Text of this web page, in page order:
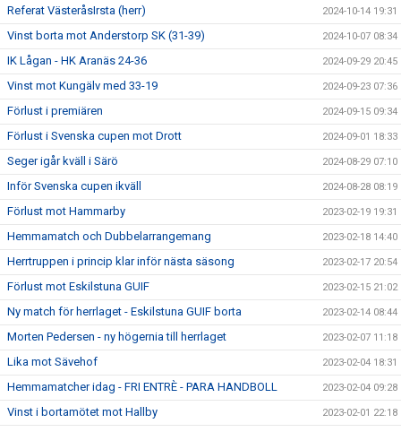
Referat VästeråsIrsta (herr) 2024-10-14 19:31
Vinst borta mot Anderstorp SK (31-39) 2024-10-07 08:34
IK Lågan - HK Aranäs 24-36 2024-09-29 20:45
Vinst mot Kungälv med 33-19 2024-09-23 07:36
Förlust i premiären 2024-09-15 09:34
Förlust i Svenska cupen mot Drott 2024-09-01 18:33
Seger igår kväll i Särö 2024-08-29 07:10
Inför Svenska cupen ikväll 2024-08-28 08:19
Förlust mot Hammarby 2023-02-19 19:31
Hemmamatch och Dubbelarrangemang 2023-02-18 14:40
Herrtruppen i princip klar inför nästa säsong 2023-02-17 20:54
Förlust mot Eskilstuna GUIF 2023-02-15 21:02
Ny match för herrlaget - Eskilstuna GUIF borta 2023-02-14 08:44
Morten Pedersen - ny högernia till herrlaget 2023-02-07 11:18
Lika mot Sävehof 2023-02-04 18:31
Hemmamatcher idag - FRI ENTRÈ - PARA HANDBOLL 2023-02-04 09:28
Vinst i bortamötet mot Hallby 2023-02-01 22:18